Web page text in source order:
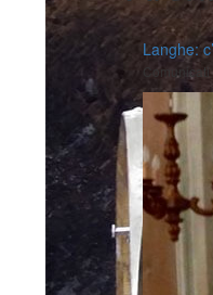
Langhe:
Comunicati |